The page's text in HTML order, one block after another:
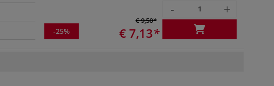
€ 9,50
€ 7,13
-25%
- +